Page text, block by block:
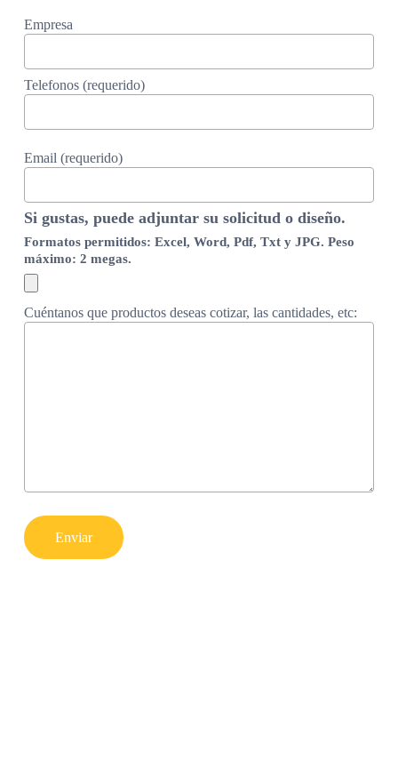
Empresa
Telefonos (requerido)
Email (requerido)
Si gustas, puede adjuntar su solicitud o diseño.
Formatos permitidos: Excel, Word, Pdf, Txt y JPG. Peso
máximo: 2 megas.
Cuéntanos que productos deseas cotizar, las cantidades, etc: